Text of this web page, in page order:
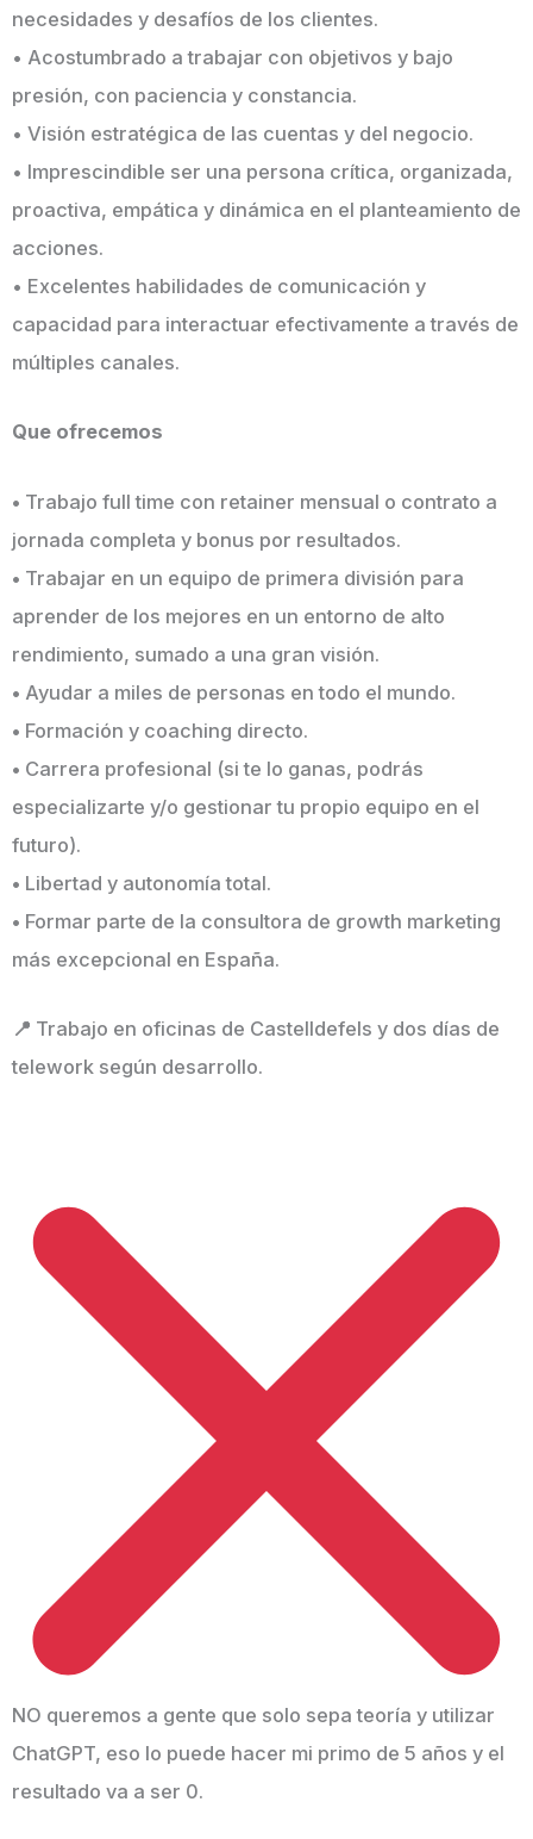
necesidades y desafíos de los clientes.
• Acostumbrado a trabajar con objetivos y bajo
presión, con paciencia y constancia.
• Visión estratégica de las cuentas y del negocio.
• Imprescindible ser una persona crítica, organizada,
proactiva, empática y dinámica en el planteamiento de
acciones.
• Excelentes habilidades de comunicación y
capacidad para interactuar efectivamente a través de
múltiples canales.
Que ofrecemos
• Trabajo full time con retainer mensual o contrato a
jornada completa y bonus por resultados.
• Trabajar en un equipo de primera división para
aprender de los mejores en un entorno de alto
rendimiento, sumado a una gran visión.
• Ayudar a miles de personas en todo el mundo.
• Formación y coaching directo.
• Carrera profesional (si te lo ganas, podrás
especializarte y/o gestionar tu propio equipo en el
futuro).
• Libertad y autonomía total.
• Formar parte de la consultora de growth marketing
más excepcional en España.
📍 Trabajo en oficinas de Castelldefels y dos días de
telework según desarrollo.
NO queremos a gente que solo sepa teoría y utilizar
ChatGPT, eso lo puede hacer mi primo de 5 años y el
resultado va a ser 0.